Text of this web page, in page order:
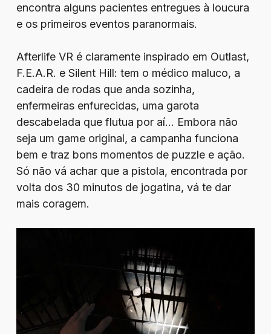
encontra alguns pacientes entregues à loucura
e os primeiros eventos paranormais.
Afterlife VR é claramente inspirado em Outlast,
F.E.A.R. e Silent Hill: tem o médico maluco, a
cadeira de rodas que anda sozinha,
enfermeiras enfurecidas, uma garota
descabelada que flutua por aí… Embora não
seja um game original, a campanha funciona
bem e traz bons momentos de puzzle e ação.
Só não vá achar que a pistola, encontrada por
volta dos 30 minutos de jogatina, vá te dar
mais coragem.